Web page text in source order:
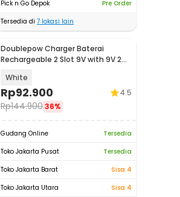
Pick n Go Depok
Pre Order
Tersedia di 7 lokasi lain
Doublepow Charger Baterai
Rechargeable 2 Slot 9V with 9V 2
White
Rp92.900
Rp144.90036%
4.5
Gudang Online
Tersedia
Toko Jakarta Pusat
Tersedia
Toko Jakarta Barat
Sisa 4
Toko Jakarta Utara
Sisa 4